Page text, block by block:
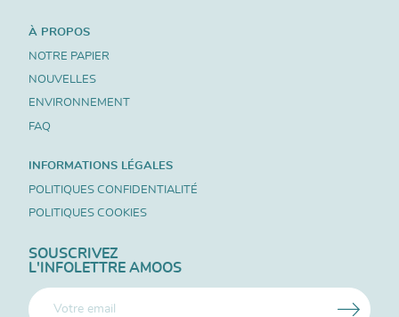
À PROPOS
NOTRE PAPIER
NOUVELLES
ENVIRONNEMENT
FAQ
INFORMATIONS LÉGALES
POLITIQUES CONFIDENTIALITÉ
POLITIQUES COOKIES
SOUSCRIVEZ
L'INFOLETTRE AMOOS